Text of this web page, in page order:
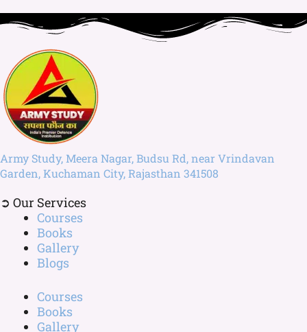
Army Study, Meera Nagar, Budsu Rd, near Vrindavan
Garden, Kuchaman City, Rajasthan 341508
➲ Our Services
Courses
Books
Gallery
Blogs
Courses
Books
Gallery